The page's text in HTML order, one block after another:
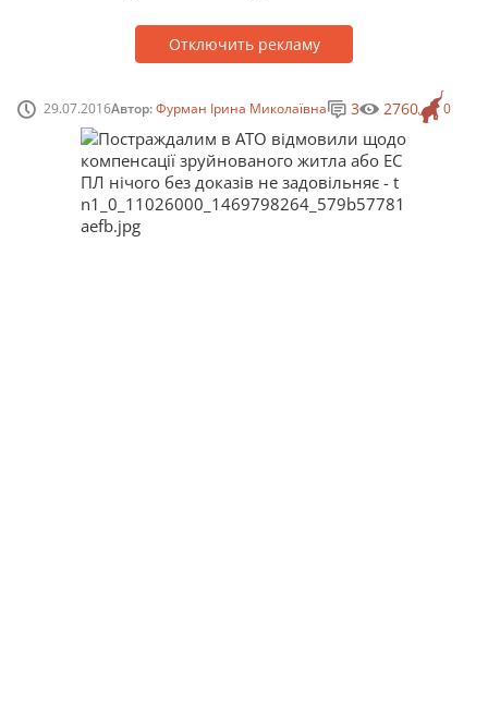
Отключить рекламу
29.07.2016Автор:Фурман Ірина Миколаївна 0
3 2760